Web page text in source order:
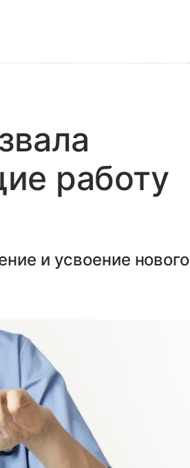
работу
и усвоение нового